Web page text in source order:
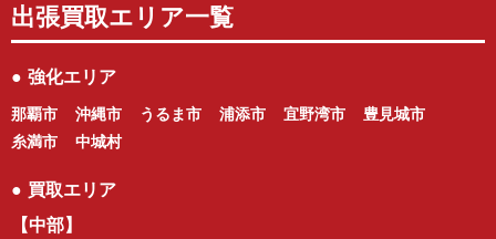
出張買取エリア一覧
● 強化エリア
那覇市 沖縄市 うるま市 浦添市 宜野湾市
豊見城市
糸満市
中城村
● 買取エリア
【中部】